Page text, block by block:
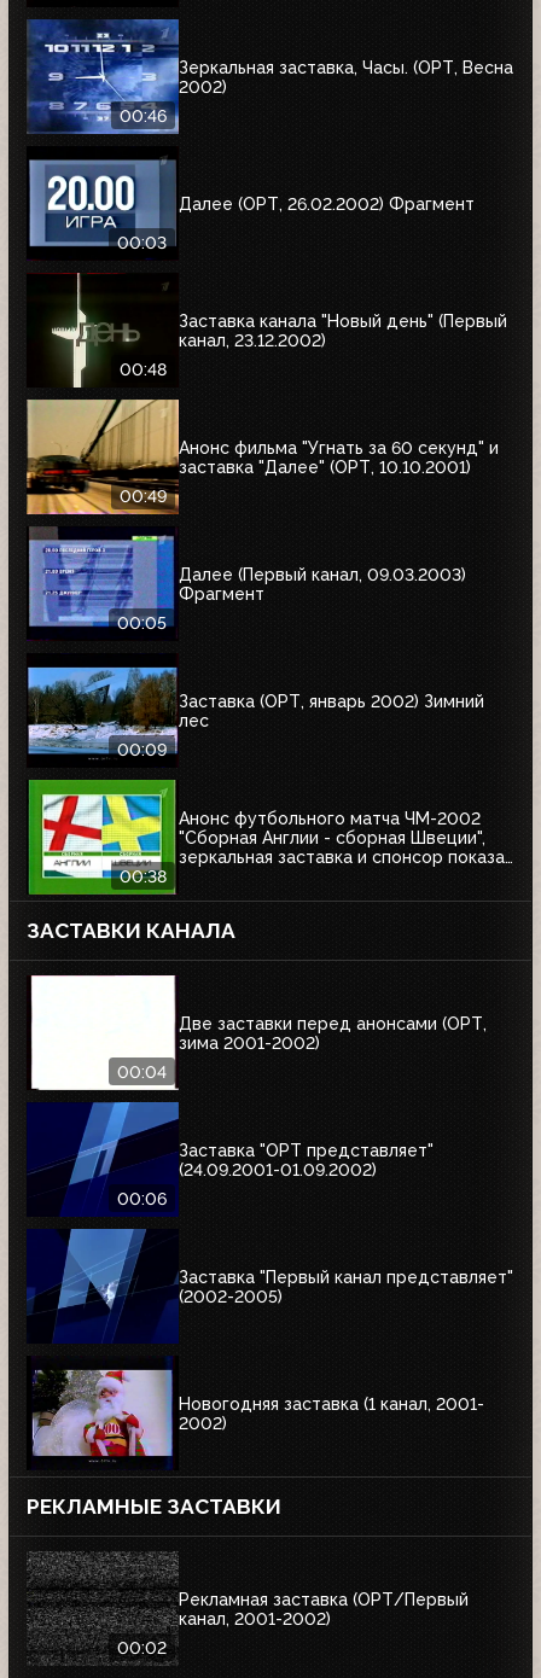
00:46
Зеркальная заставка, Часы. (ОРТ, Весна
2002)
00:03
Далее (ОРТ, 26.02.2002) Фрагмент
00:48
Заставка канала "Новый день" (Первый
канал, 23.12.2002)
00:49
Анонс фильма "Угнать за 60 секунд" и
заставка "Далее" (ОРТ, 10.10.2001)
00:05
Далее (Первый канал, 09.03.2003)
Фрагмент
00:09
Заставка (ОРТ, январь 2002) Зимний
лес
00:38
Анонс футбольного матча ЧМ-2002
"Сборная Англии - сборная Швеции",
зеркальная заставка и спонсор показа
ЗАСТАВКИ КАНАЛА
00:04
Две заставки перед анонсами (ОРТ,
зима 2001-2002)
00:06
Заставка "ОРТ представляет"
(24.09.2001-01.09.2002)
Заставка "Первый канал представляет"
(2002-2005)
Новогодняя заставка (1 канал, 2001-
2002)
РЕКЛАМНЫЕ ЗАСТАВКИ
00:02
Рекламная заставка (ОРТ/Первый
канал, 2001-2002)